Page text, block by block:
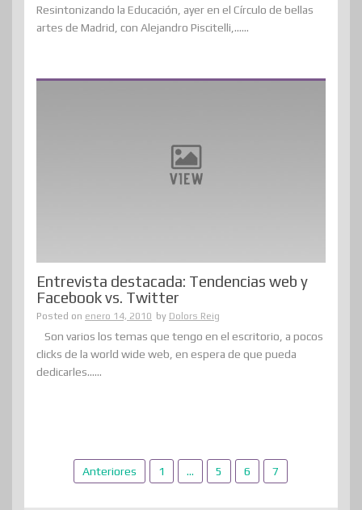
Resintonizando la Educación, ayer en el Círculo de bellas
artes de Madrid, con Alejandro Piscitelli,......
Entrevista destacada: Tendencias web y
Facebook vs. Twitter
Posted on enero 14, 2010 by Dolors Reig
Son varios los temas que tengo en el escritorio, a pocos
clicks de la world wide web, en espera de que pueda
dedicarles......
Paginación
Anteriores 1 … 5 6 7